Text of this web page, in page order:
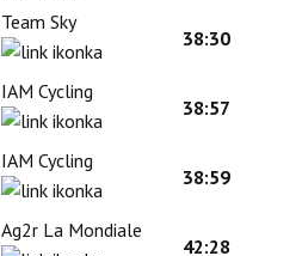
Team Sky
38:30
IAM Cycling
38:57
IAM Cycling
38:59
Ag2r La Mondiale
42:28